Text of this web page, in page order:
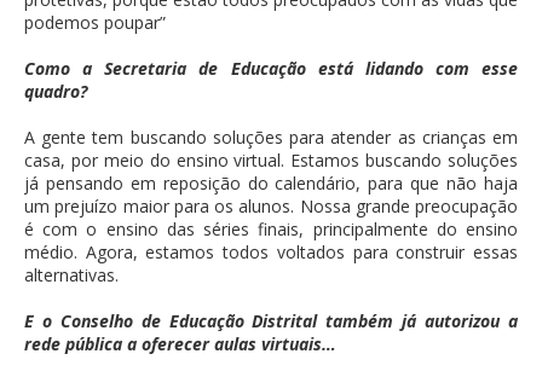
podemos poupar”
Como a Secretaria de Educação está lidando com esse
quadro?
A gente tem buscando soluções para atender as crianças em
casa, por meio do ensino virtual. Estamos buscando soluções
já pensando em reposição do calendário, para que não haja
um prejuízo maior para os alunos. Nossa grande preocupação
é com o ensino das séries finais, principalmente do ensino
médio. Agora, estamos todos voltados para construir essas
alternativas.
E o Conselho de Educação Distrital também já autorizou a
rede pública a oferecer aulas virtuais…